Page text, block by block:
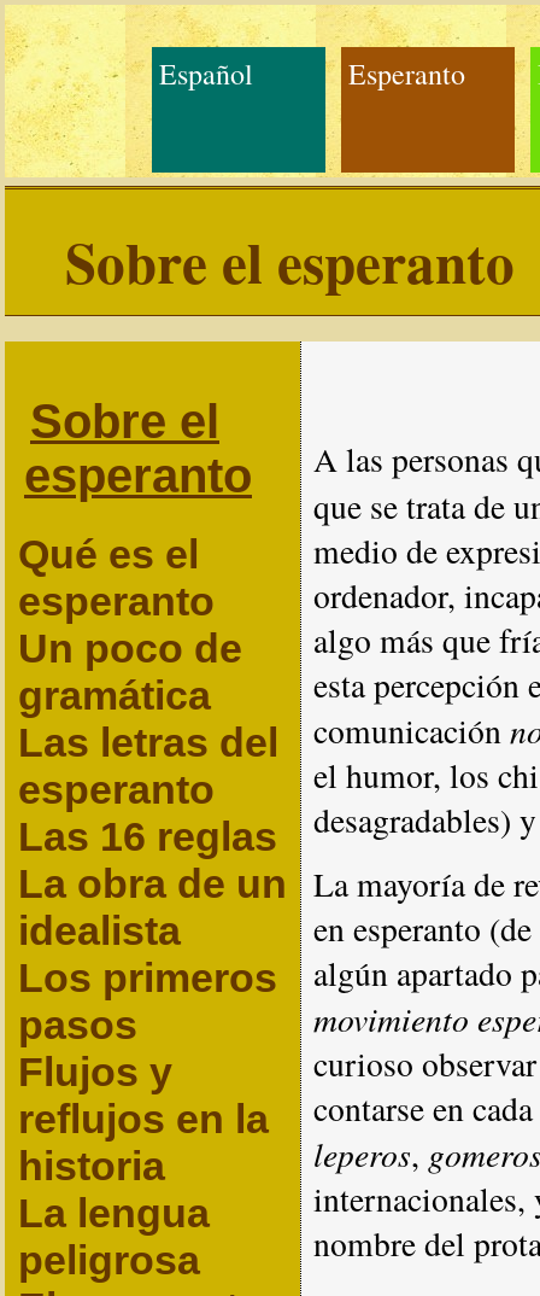
Español Esperanto
Sobre el esperanto
Sobre el
esperanto
Qué es el
esperanto
Un poco de
gramática
Las letras del
esperanto
Las 16 reglas
La obra de un
idealista
Los primeros
pasos
Flujos y
reflujos en la
historia
La lengua
peligrosa
A las personas
que se trata de
medio de
ordenador,
algo más que
esta percepción
comunicación
el humor, los
desagradables)
La mayoría de
en esperanto (de
algún apartado
movimiento
curioso
contarse en
leperos,
nombre del